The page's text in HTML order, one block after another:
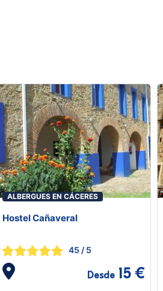
ALBERGUES EN CÁCERES
Hostel Cañaveral
45 / 5
Desde 15 €